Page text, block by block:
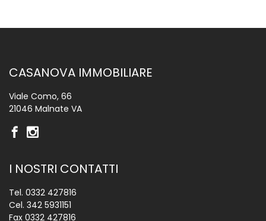
CASANOVA IMMOBILIARE
Viale Como, 66
21046 Malnate VA
I NOSTRI CONTATTI
Tel. 0332 427816
Cel. 342 5931151
Fax 0332 427816